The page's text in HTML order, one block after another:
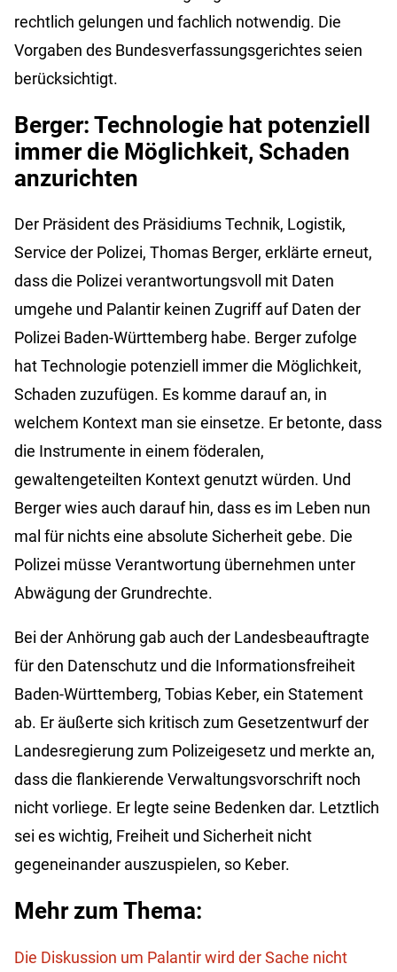
rechtlich gelungen und fachlich notwendig. Die
Vorgaben des Bundesverfassungsgerichtes seien
berücksichtigt.
Berger: Technologie hat potenziell
immer die Möglichkeit, Schaden
anzurichten
Der Präsident des Präsidiums Technik, Logistik,
Service der Polizei, Thomas Berger, erklärte erneut,
dass die Polizei verantwortungsvoll mit Daten
umgehe und Palantir keinen Zugriff auf Daten der
Polizei Baden-Württemberg habe. Berger zufolge
hat Technologie potenziell immer die Möglichkeit,
Schaden zuzufügen. Es komme darauf an, in
welchem Kontext man sie einsetze. Er betonte, dass
die Instrumente in einem föderalen,
gewaltengeteilten Kontext genutzt würden. Und
Berger wies auch darauf hin, dass es im Leben nun
mal für nichts eine absolute Sicherheit gebe. Die
Polizei müsse Verantwortung übernehmen unter
Abwägung der Grundrechte.
Bei der Anhörung gab auch der Landesbeauftragte
für den Datenschutz und die Informationsfreiheit
Baden-Württemberg, Tobias Keber, ein Statement
ab. Er äußerte sich kritisch zum Gesetzentwurf der
Landesregierung zum Polizeigesetz und merkte an,
dass die flankierende Verwaltungsvorschrift noch
nicht vorliege. Er legte seine Bedenken dar. Letztlich
sei es wichtig, Freiheit und Sicherheit nicht
gegeneinander auszuspielen, so Keber.
Mehr zum Thema:
Die Diskussion um Palantir wird der Sache nicht